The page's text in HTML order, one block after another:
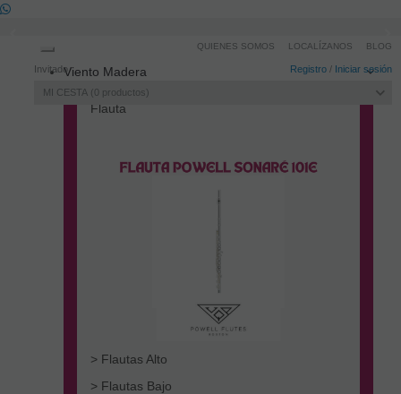
Invitado Registro / Iniciar sesión
MI CESTA 0 productos
QUIENES SOMOS LOCALÍZANOS BLOG
navigation
Viento Madera
Flauta
> Flautas Alto
> Flautas Bajo